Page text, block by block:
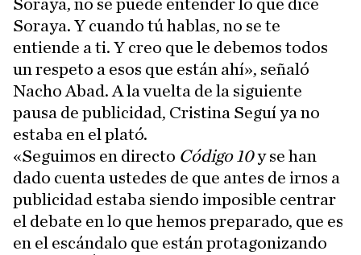
Soraya, no se puede entender lo que dice
Soraya. Y cuando tú hablas, no se te
entiende a ti. Y creo que le debemos todos
un respeto a esos que están ahí», señaló
Nacho Abad. A la vuelta de la siguiente
pausa de publicidad, Cristina Seguí ya no
estaba en el plató.
«Seguimos en directo Código 10y se han
dado cuenta ustedes de que antes de irnos a
publicidad estaba siendo imposible centrar
el debate en lo que hemos preparado, que es
en el escándalo que están protagonizando